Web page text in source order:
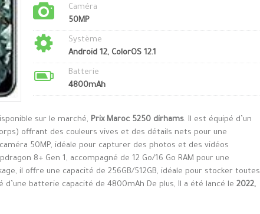
Caméra
50MP
Système
Android 12, ColorOS 12.1
Batterie
4800mAh
sur le marché, Prix Maroc 5250 dirhams. Il est équipé d’un
offrant des couleurs vives et des détails nets pour une
50MP, idéale pour capturer des photos et des vidéos
8+ Gen 1, accompagné de 12 Go/16 Go RAM pour une
il offre une capacité de 256GB/512GB, idéale pour stocker toutes
batterie capacité de 4800mAh De plus, Il a été lancé le 2022,